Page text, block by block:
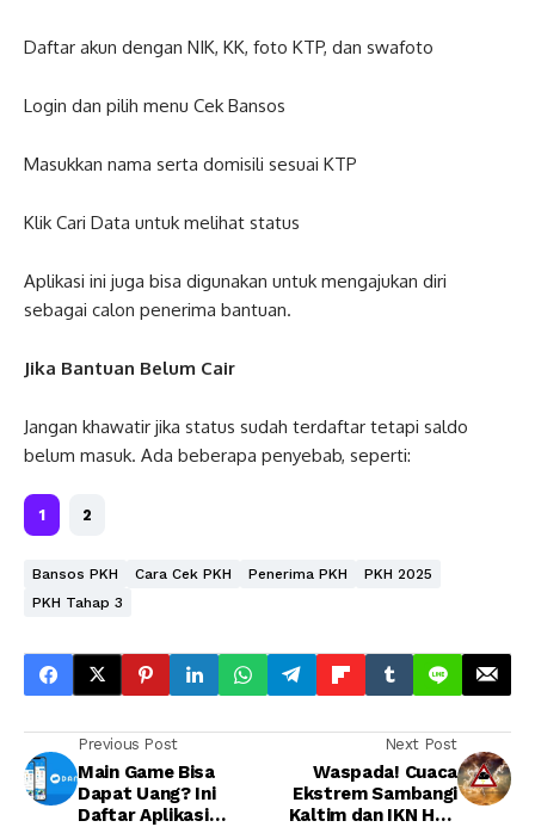
Daftar akun dengan NIK, KK, foto KTP, dan swafoto
Login dan pilih menu Cek Bansos
Masukkan nama serta domisili sesuai KTP
Klik Cari Data untuk melihat status
Aplikasi ini juga bisa digunakan untuk mengajukan diri
sebagai calon penerima bantuan.
Jika Bantuan Belum Cair
Jangan khawatir jika status sudah terdaftar tetapi saldo
belum masuk. Ada beberapa penyebab, seperti:
1 2
Bansos PKH Cara Cek PKH Penerima PKH
PKH 2025
PKH Tahap 3
Previous Post
Main Game Bisa
Dapat Uang? Ini
Daftar Aplikasi
Next Post
Waspada! Cuaca
Ekstrem Sambangi
Kaltim dan IKN Hari